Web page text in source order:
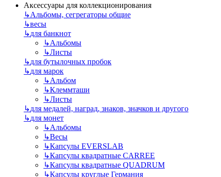
Аксессуары для коллекционирования
↳Альбомы, сегрегаторы общие
↳весы
↳для банкнот
↳Альбомы
↳Листы
↳для бутылочных пробок
↳для марок
↳Альбом
↳Клеммташи
↳Листы
↳для медалей, наград, знаков, значков и другого
↳для монет
↳Альбомы
↳Весы
↳Капсулы EVERSLAB
↳Капсулы квадратные CARREE
↳Капсулы квадратные QUADRUM
↳Капсулы круглые Германия